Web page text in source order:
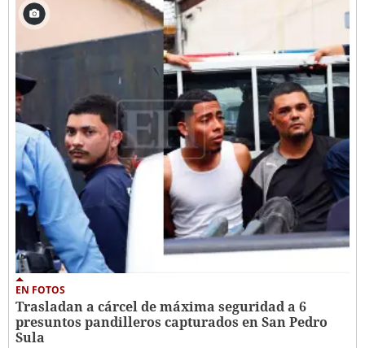
EN FOTOS
Trasladan a cárcel de máxima seguridad a 6
presuntos pandilleros capturados en San Pedro
Sula